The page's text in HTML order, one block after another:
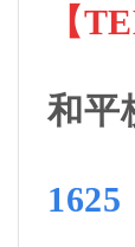
【
和平
1625